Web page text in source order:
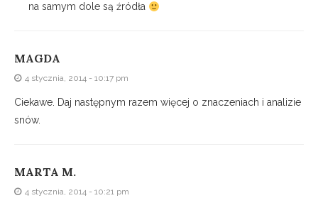
na samym dole są źródła
MAGDA
4 stycznia, 2014 - 10:17 pm
Ciekawe. Daj następnym razem więcej o znaczeniach i analizie
snów.
MARTA M.
4 stycznia, 2014 - 10:21 pm